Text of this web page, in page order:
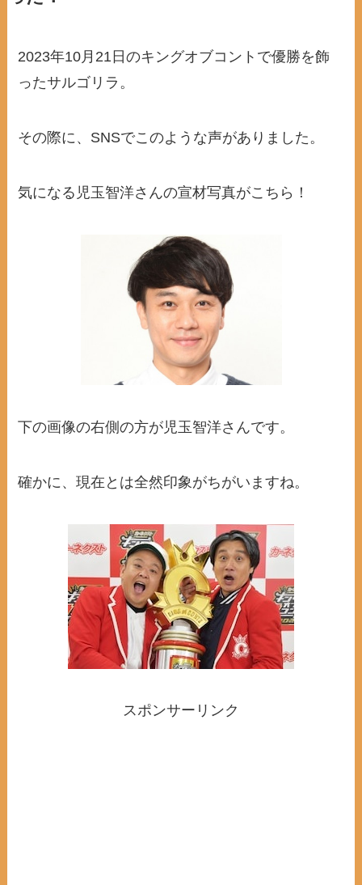
2023年10月21日のキングオブコントで優勝を飾
ったサルゴリラ。
その際に、SNSでこのような声がありました。
気になる児玉智洋さんの宣材写真がこちら！
下の画像の右側の方が児玉智洋さんです。
確かに、現在とは全然印象がちがいますね。
スポンサーリンク